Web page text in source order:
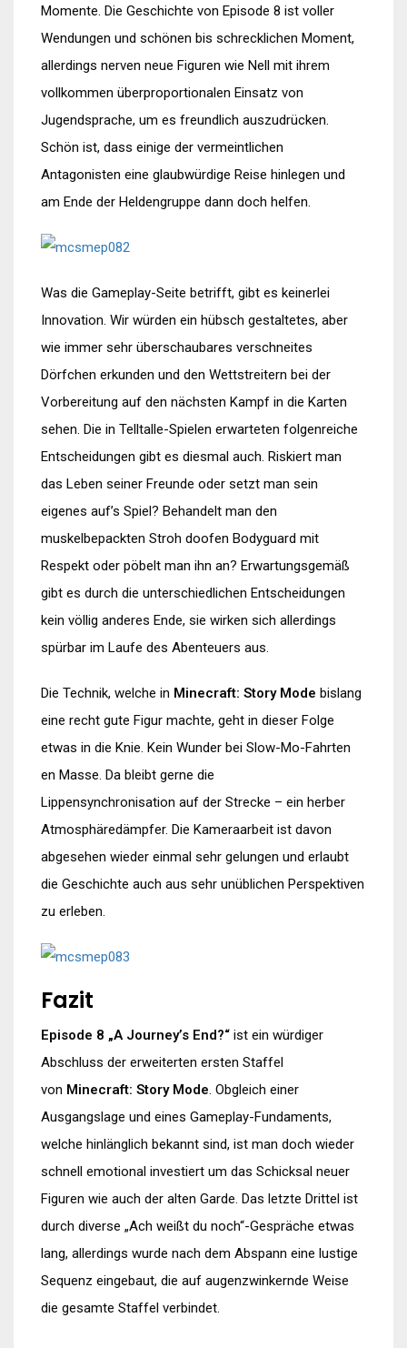
Momente. Die Geschichte von Episode 8 ist voller
Wendungen und schönen bis schrecklichen Moment,
allerdings nerven neue Figuren wie Nell mit ihrem
vollkommen überproportionalen Einsatz von
Jugendsprache, um es freundlich auszudrücken.
Schön ist, dass einige der vermeintlichen
Antagonisten eine glaubwürdige Reise hinlegen und
am Ende der Heldengruppe dann doch helfen.
Was die Gameplay-Seite betrifft, gibt es keinerlei
Innovation. Wir würden ein hübsch gestaltetes, aber
wie immer sehr überschaubares verschneites
Dörfchen erkunden und den Wettstreitern bei der
Vorbereitung auf den nächsten Kampf in die Karten
sehen. Die in Telltalle-Spielen erwarteten folgenreiche
Entscheidungen gibt es diesmal auch. Riskiert man
das Leben seiner Freunde oder setzt man sein
eigenes auf’s Spiel? Behandelt man den
muskelbepackten Stroh doofen Bodyguard mit
Respekt oder pöbelt man ihn an? Erwartungsgemäß
gibt es durch die unterschiedlichen Entscheidungen
kein völlig anderes Ende, sie wirken sich allerdings
spürbar im Laufe des Abenteuers aus.
Die Technik, welche in Minecraft: Story Mode bislang
eine recht gute Figur machte, geht in dieser Folge
etwas in die Knie. Kein Wunder bei Slow-Mo-Fahrten
en Masse. Da bleibt gerne die
Lippensynchronisation auf der Strecke – ein herber
Atmosphäredämpfer. Die Kameraarbeit ist davon
abgesehen wieder einmal sehr gelungen und erlaubt
die Geschichte auch aus sehr unüblichen Perspektiven
zu erleben.
Fazit
Episode 8 „A Journey’s End?“ ist ein würdiger
Abschluss der erweiterten ersten Staffel
von Minecraft: Story Mode. Obgleich einer
Ausgangslage und eines Gameplay-Fundaments,
welche hinlänglich bekannt sind, ist man doch wieder
schnell emotional investiert um das Schicksal neuer
Figuren wie auch der alten Garde. Das letzte Drittel ist
durch diverse „Ach weißt du noch“-Gespräche etwas
lang, allerdings wurde nach dem Abspann eine lustige
Sequenz eingebaut, die auf augenzwinkernde Weise
die gesamte Staffel verbindet.